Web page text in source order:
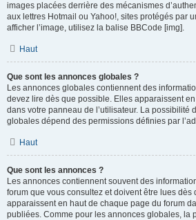
images placées derrière des mécanismes
aux lettres Hotmail ou Yahoo!, sites protégés par
afficher l’image, utilisez la balise BBCode [img].
Haut
Que sont les annonces globales ?
Les annonces globales contiennent des
devez lire dès que possible. Elles apparaissent
dans votre panneau de l’utilisateur. La possibilité
globales dépend des permissions définies par
Haut
Que sont les annonces ?
Les annonces contiennent souvent des
forum que vous consultez et doivent être lues
apparaissent en haut de chaque page du forum
publiées. Comme pour les annonces globales, la